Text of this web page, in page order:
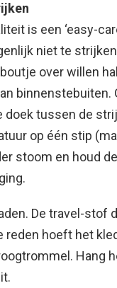
is een ‘easy-
niet te
over willen
binnenstebuiten.
doek tussen de
op één stip
stoom en houd
De travel-stof
reden hoeft het
Hang